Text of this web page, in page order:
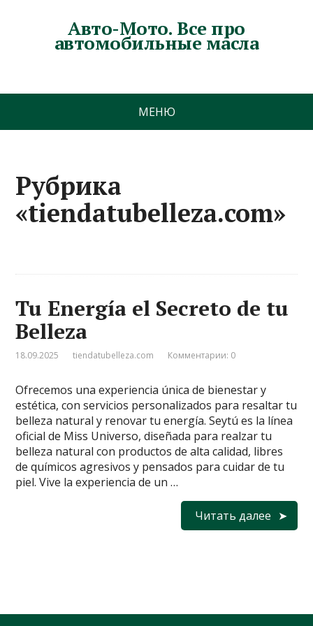
Авто-Мото. Все про
автомобильные масла
МЕНЮ
Рубрика
«tiendatubelleza.com»
Tu Energía el Secreto de tu
Belleza
18.09.2025 tiendatubelleza.com Комментарии: 0
Ofrecemos una experiencia única de bienestar y
estética, con servicios personalizados para resaltar tu
belleza natural y renovar tu energía. Seytú es la línea
oficial de Miss Universo, diseñada para realzar tu
belleza natural con productos de alta calidad, libres
de químicos agresivos y pensados para cuidar de tu
piel. Vive la experiencia de un …
Читать далее